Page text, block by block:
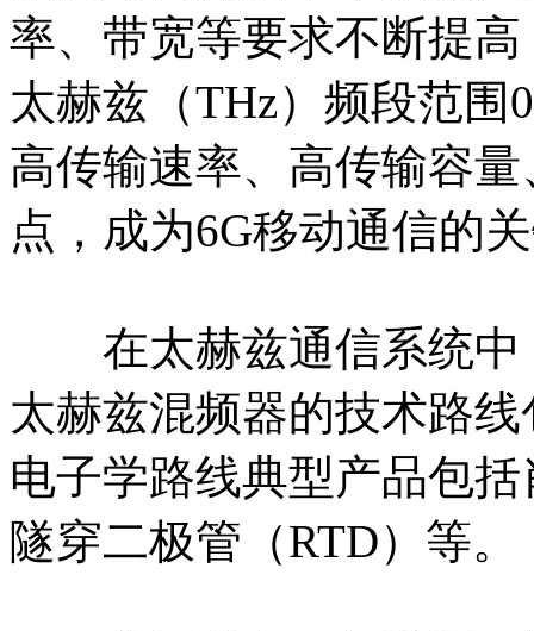
率、带宽等要求不断提
太赫兹（THz）频段范围
高传输速率、高传输容
点，成为6G移动通信的
在太赫兹通信系统中
太赫兹混频器的技术路
电子学路线典型产品包
隧穿二极管（RTD）等。